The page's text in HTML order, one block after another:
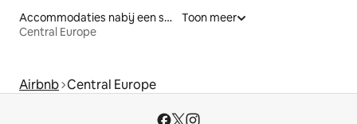
Accommodaties nabij een strand
Central Europe
Toon meer
Airbnb Central Europe